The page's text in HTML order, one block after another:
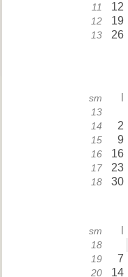
11 12
12 19
13 26
sm
13
14 2
15 9
16 16
17 23
18 30
sm
18
19 7
20 14